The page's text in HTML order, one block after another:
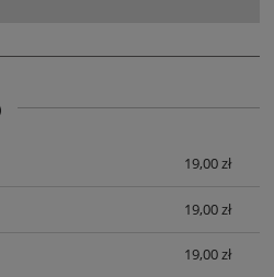
19,00 zł
19,00 zł
19,00 zł